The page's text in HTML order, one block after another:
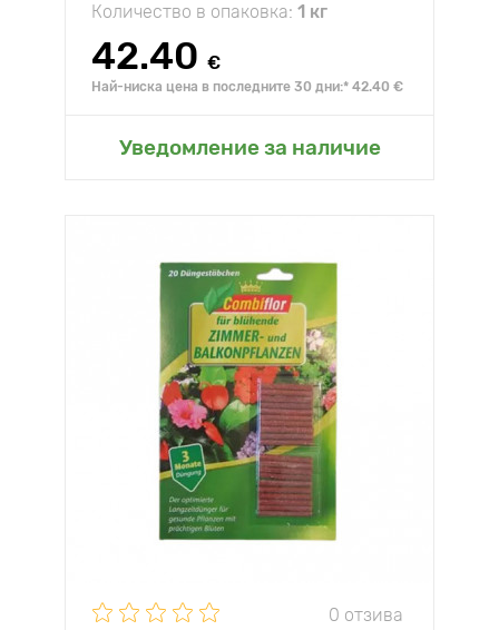
Количество в опаковка: 1 кг
42.40 €
Най-ниска цена в последните 30 дни:* 42.40 €
Уведомление за наличие
0 отзива